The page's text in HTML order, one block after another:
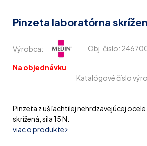
Pinzeta laboratórna
Výrobca: Obj. čislo:
Na objednávku
Katalógové číslo
Pinzeta z ušľachtilej nehrdzavejúcej
skrížená, sila 15 N.
viac o produkte